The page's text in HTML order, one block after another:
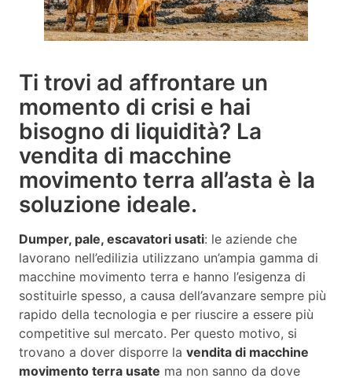
Ti trovi ad affrontare un
momento di crisi e hai
bisogno di liquidità? La
vendita di macchine
movimento terra all’asta è la
soluzione ideale.
Dumper, pale, escavatori usati: le aziende che
lavorano nell’edilizia utilizzano un’ampia gamma di
macchine movimento terra e hanno l’esigenza di
sostituirle spesso, a causa dell’avanzare sempre più
rapido della tecnologia e per riuscire a essere più
competitive sul mercato. Per questo motivo, si
trovano a dover disporre la vendita di macchine
movimento terra usate ma non sanno da dove